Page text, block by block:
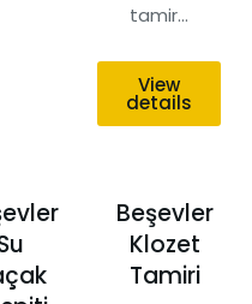
tamir…
View
details
Beşevler
Klozet
Tamiri